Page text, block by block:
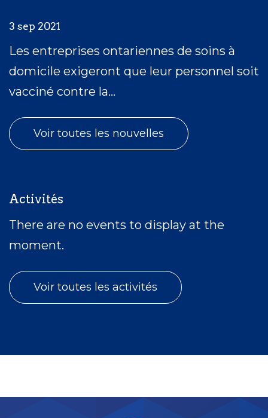
3 sep 2021
Les entreprises ontariennes de soins à
domicile exigeront que leur personnel soit
vacciné contre la...
Voir toutes les nouvelles
Activités
There are no events to display at the
moment.
Voir toutes les activités